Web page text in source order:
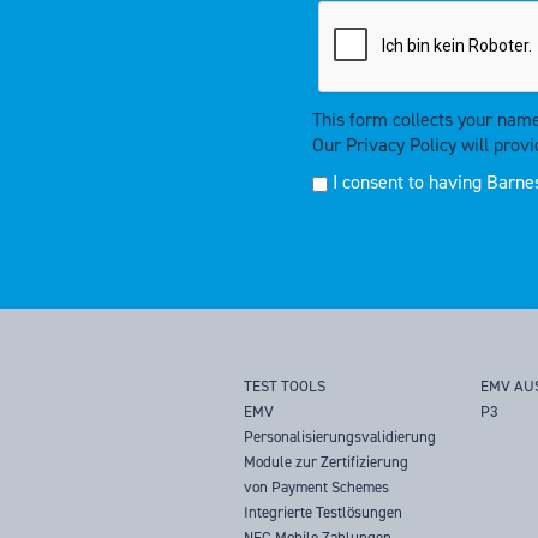
This form collects your
Our Privacy Policywill
I consent to having
TEST TOOLS
EMV
Personalisierungsvalidierung
Module zur Zertifizierung
von Payment Schemes
Integrierte Testlösungen
EMV
P3